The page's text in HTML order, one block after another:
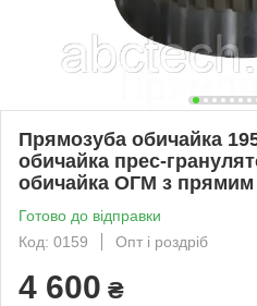
Прямозуба обичайка
обичайка прес-
обичайка ОГМ з прямим
Готово до відправки
Код: 0159
Опт і роздріб
4 600 ₴